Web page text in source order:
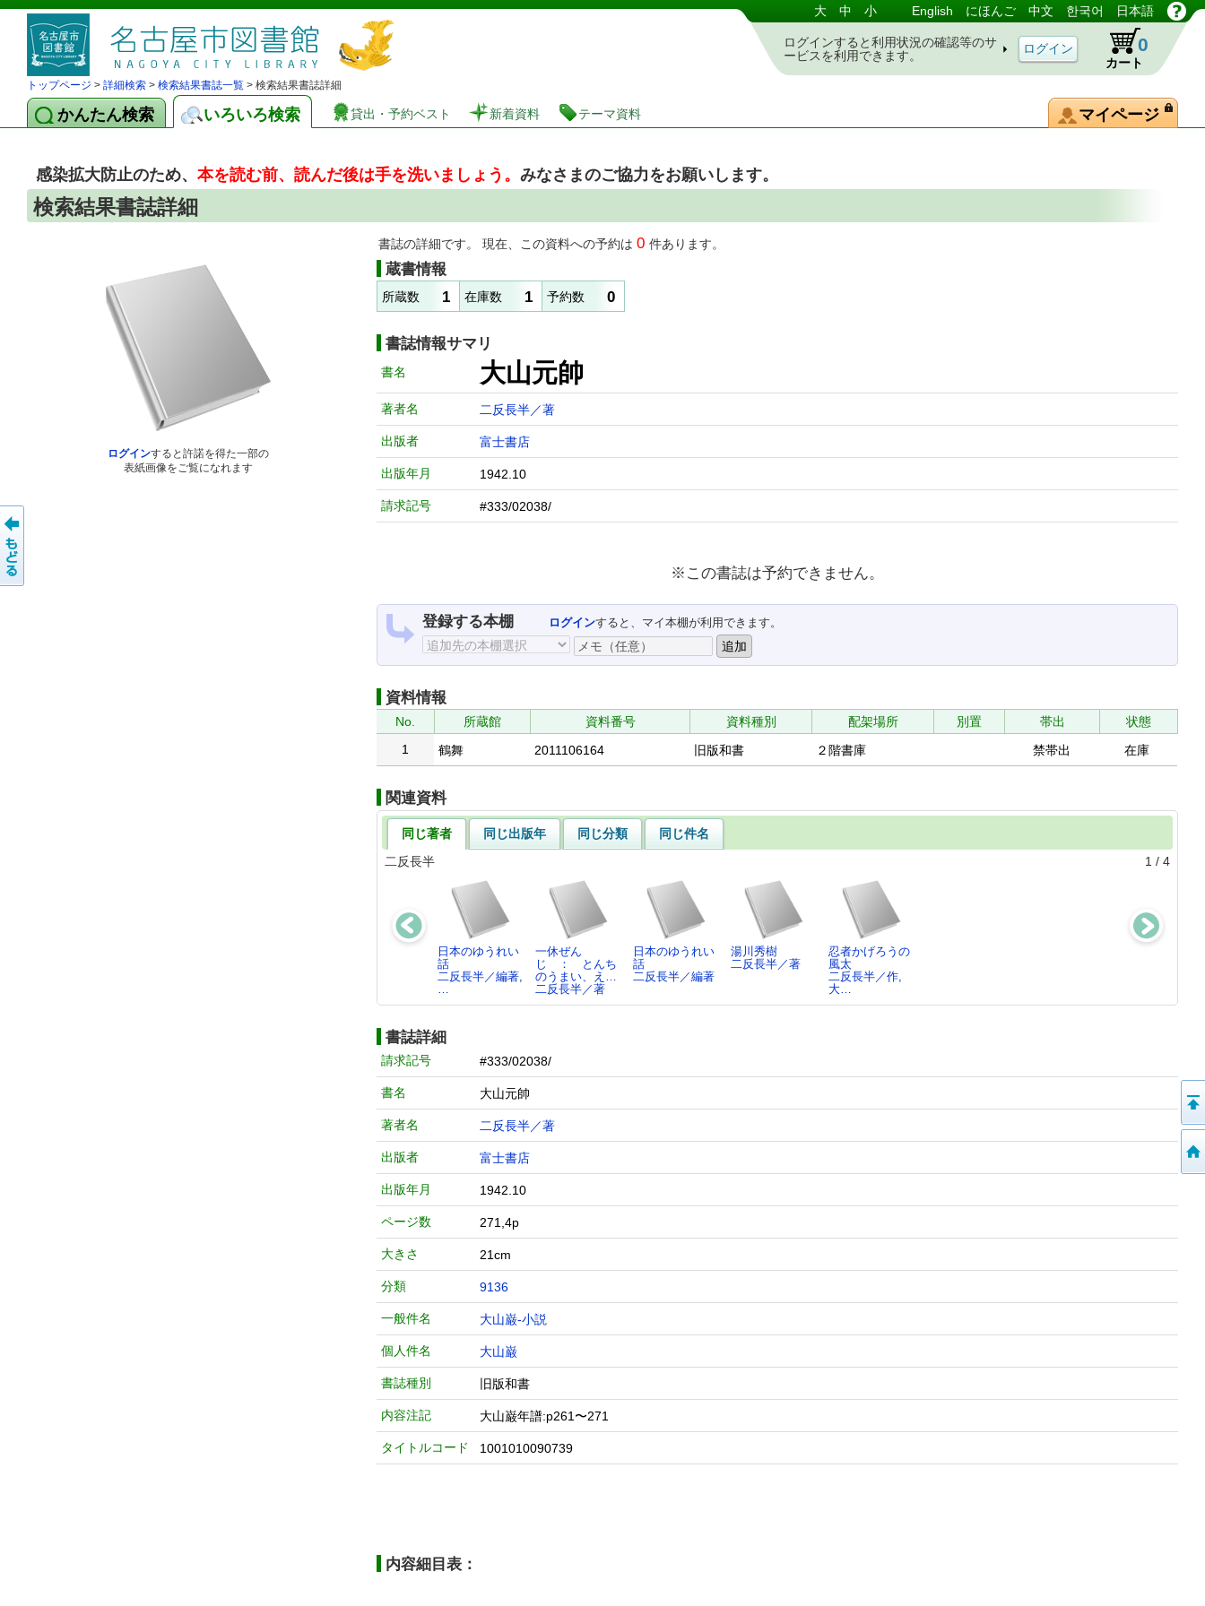
図書館 蔵書検索・予約システム 大 中 小 English にほんご 中文 한국어 日本語
ログインすると利用状況の確認等のサ
ービスを利用できます。
カート
0
トップページ > 詳細検索 > 検索結果書誌一覧 > 検索結果書誌詳細
かんたん検索 いろいろ検索 貸出・予約ベスト 新着資料 テーマ資料 マイページ
感染拡大防止のため、 本を読む前、読んだ後は手を洗いましょう。 みなさまのご協力をお願いします。
検索結果書誌詳細
ログインすると許諾を得た一部の
表紙画像をご覧になれます
書誌の詳細です。 現在、この資料への予約は 0 件あります。
蔵書情報
所蔵数 1 在庫数 1 予約数 0
書誌情報サマリ
書名 大山元帥
著者名 二反長半／著
出版者 富士書店
出版年月 1942.10
請求記号 #333/02038/
※この書誌は予約できません。
登録する本棚 ログインすると、マイ本棚が利用できます。
資料情報
No. 所蔵館 資料番号 資料種別 配架場所 別置 帯出
状態
1
鶴舞 2011106164 旧版和書 ２階書庫 禁帯出 在庫
関連資料
同じ著者 同じ出版年 同じ分類
同じ件名
二反長半
1 / 4
日本のゆうれい
話
二反長半／編著,
…
一休ぜん
じ ： とんち
のうまい、え…
二反長半／著
日本のゆうれい
話
二反長半／編著
湯川秀樹
二反長半／著
忍者かげろうの
風太
二反長半／作,
大…
書誌詳細
請求記号 #333/02038/
書名 大山元帥
著者名 二反長半／著
出版者 富士書店
出版年月 1942.10
ページ数 271,4p
大きさ 21cm
分類 9136
一般件名 大山巌-小説
個人件名 大山巌
書誌種別 旧版和書
内容注記 大山巌年譜:p261〜271
タイトルコード 1001010090739
内容細目表：